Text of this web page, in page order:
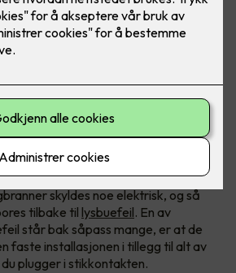
vanlig brannårsak
skyldes noe elektrisk, og så
tilbake til lysbuefeil. En av
står bak såpass mange, er at de
faste installasjonen i tillegg til alt av
plugger i stikkontakten.